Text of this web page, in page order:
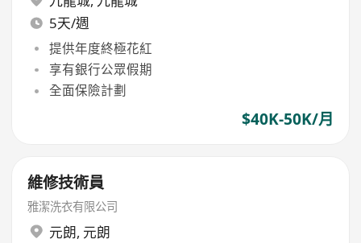
5天/週
提供年度終極花紅
享有銀行公眾假期
全面保險計劃
$40K-50K/月
維修技術員
雅潔洗衣有限公司
元朗, 元朗